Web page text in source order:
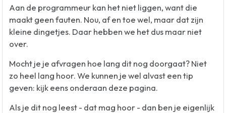
Aan de programmeur kan het niet liggen, want die
maakt geen fauten. Nou, af en toe wel, maar dat zijn
kleine dingetjes. Daar hebben we het dus maar niet
over.
Mocht je je afvragen hoe lang dit nog doorgaat? Niet
zo heel lang hoor. We kunnen je wel alvast een tip
geven: kijk eens onderaan deze pagina.
Als je dit nog leest - dat mag hoor - dan ben je eigenlijk